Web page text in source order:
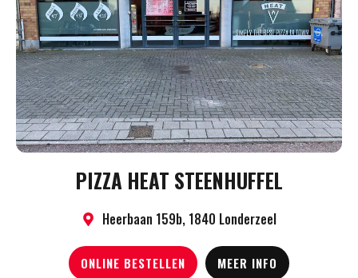
PIZZA HEAT STEENHUFFEL
Heerbaan 159b, 1840 Londerzeel
ONLINE BESTELLEN MEER INFO